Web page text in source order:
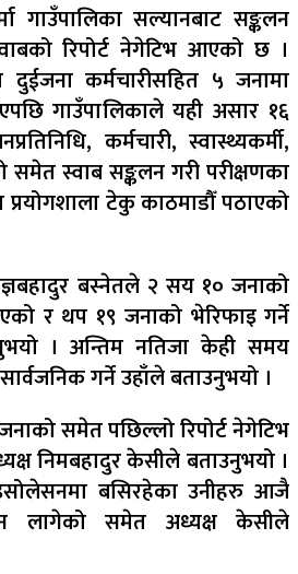
गाउँपालिका सल्यानबाट सङ्कलन
रिपोर्ट नेगेटिभ आएको छ ।
दुईजना कर्मचारीसहित ५ जनामा
गाउँपालिकाले यही असार १६
कर्मचारी, स्वास्थ्यकर्मी,
समेत स्वाब सङ्कलन गरी परीक्षणका
प्रयोगशाला टेकु काठमाडौँ पठाएको
बस्नेतले २ सय १० जनाको
र थप १९ जनाको भेरिफाइ गर्ने
। अन्तिम नतिजा केही समय
गर्ने उहाँले बताउनुभयो ।
समेत पछिल्लो रिपोर्ट नेगेटिभ
निमबहादुर केसीले बताउनुभयो ।
बसिरहेका उनीहरु आजै
लागेको समेत अध्यक्ष केसीले